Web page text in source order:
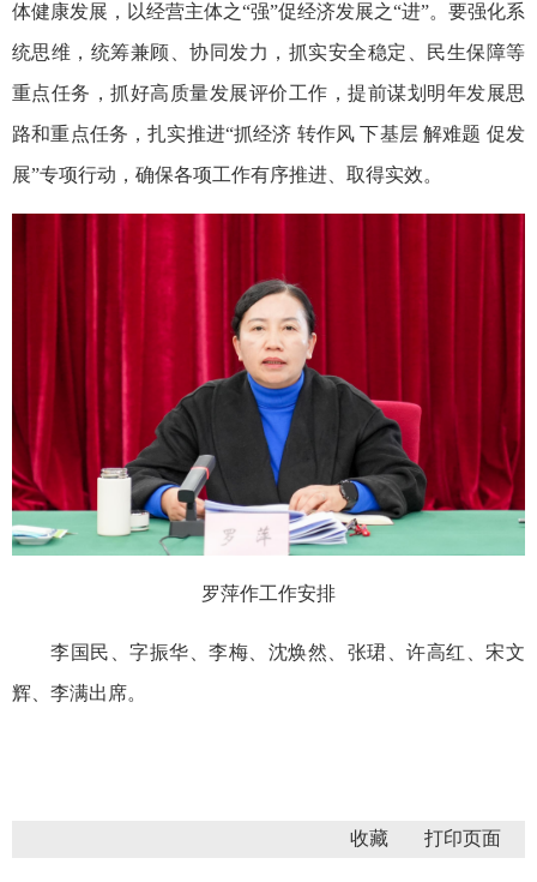
体健康发展，以经营主体之“强”促经济发展之“进”。要强化系
统思维，统筹兼顾、协同发力，抓实安全稳定、民生保障等
重点任务，抓好高质量发展评价工作，提前谋划明年发展思
路和重点任务，扎实推进“抓经济 转作风 下基层 解难题 促发
展”专项行动，确保各项工作有序推进、取得实效。
罗萍作工作安排
李国民、字振华、李梅、沈焕然、张珺、许高红、宋文
辉、李满出席。
收藏